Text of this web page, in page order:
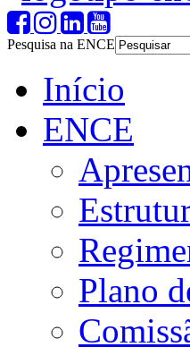
Pesquisa na ENCE
Início
ENCE
Plano